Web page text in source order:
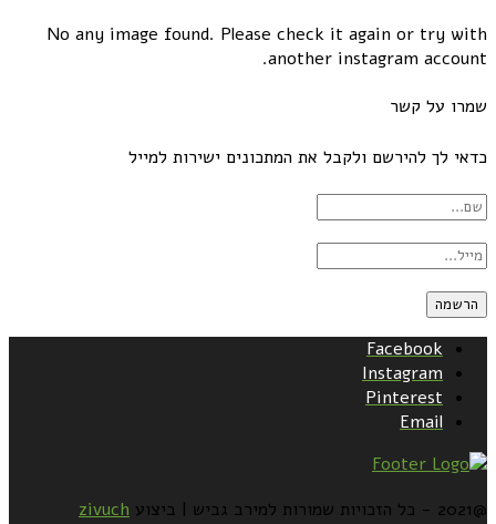
No any image found. Please check it again or try with
another instagram account.
שמרו על קשר
כדאי לך להירשם ולקבל את המתכונים ישירות למייל
Facebook
Instagram
Pinterest
Email
@2021 - כל הזכויות שמורות למירב גביש | ביצוע zivuch